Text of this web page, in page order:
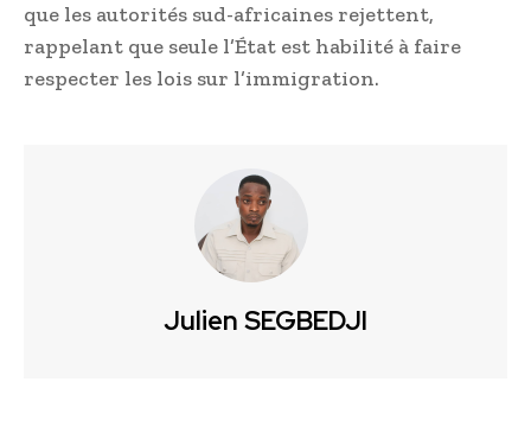
que les autorités sud-africaines rejettent,
rappelant que seule l’État est habilité à faire
respecter les lois sur l’immigration.
Julien SEGBEDJI